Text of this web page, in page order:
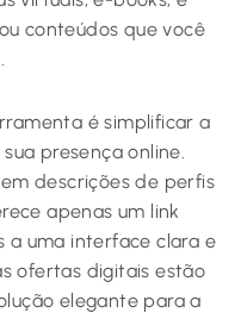
conteúdos que você
é simplificar a
presença online.
descrições de perfis
apenas um link
a uma interface clara e
ofertas digitais estão
elegante para a